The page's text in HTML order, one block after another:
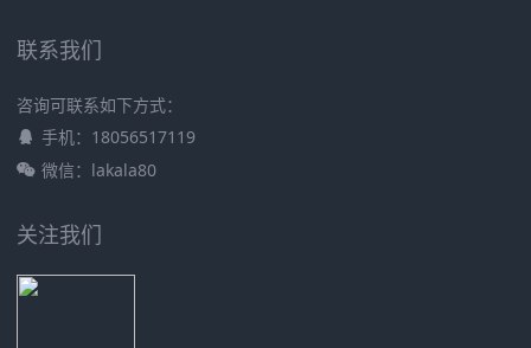
联系我们
咨询可联系如下方式：
手机：18056517119
微信：lakala80
关注我们